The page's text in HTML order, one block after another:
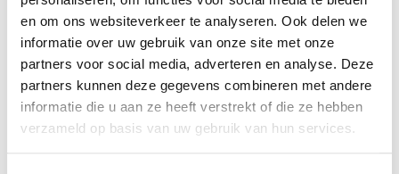
en om ons websiteverkeer te analyseren. Ook delen we
informatie over uw gebruik van onze site met onze
partners voor social media, adverteren en analyse. Deze
partners kunnen deze gegevens combineren met andere
informatie die u aan ze heeft verstrekt of die ze hebben
verzameld op basis van uw gebruik van hun services.
Gerelateerde producten